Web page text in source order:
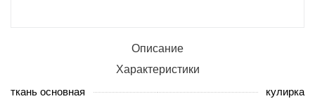
Описание
Характеристики
ткань основная
кулирка